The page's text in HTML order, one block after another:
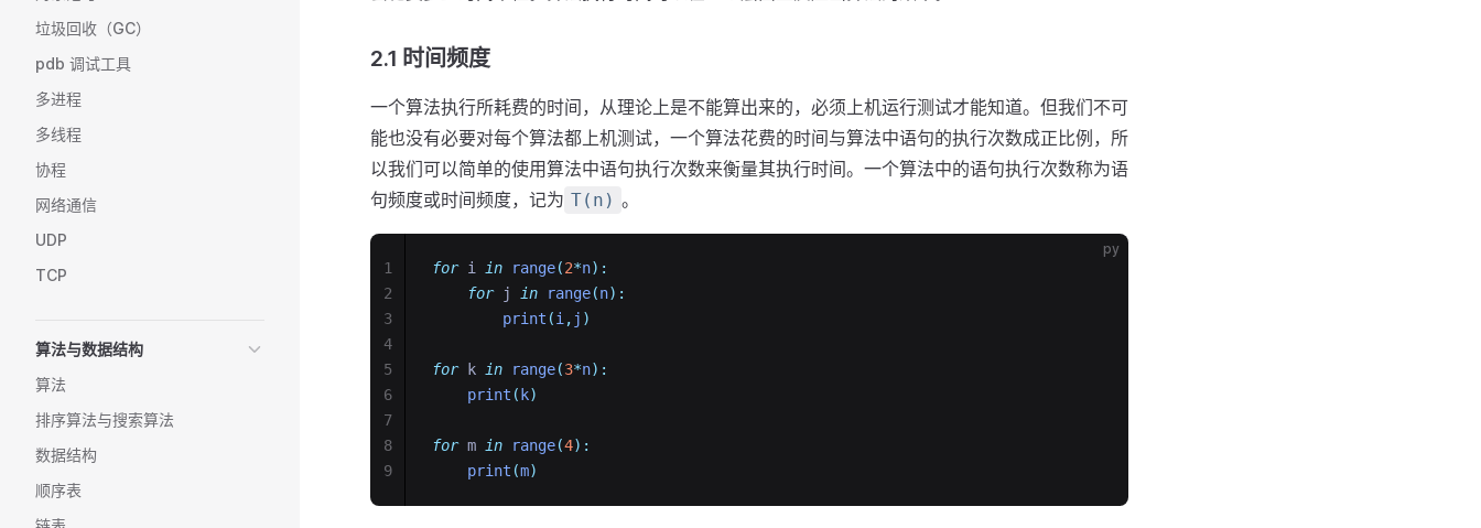
垃圾回收（GC）
pdb 调试工具
多进程
多线程
协程
网络通信
UDP
TCP
算法与数据结构
算法
排序算法与搜索算法
数据结构
顺序表
2.1 时间频度
一个算法执行所耗费的时间，从理论上是不能算出来的，必须上机运行测试才能知道。但我们不可
能也没有必要对每个算法都上机测试，一个算法花费的时间与算法中语句的执行次数成正比例，所
以我们可以简单的使用算法中语句执行次数来衡量其执行时间。一个算法中的语句执行次数称为语
句频度或时间频度，记为 T(n) 。
py
for i in range(2*n):
for j in range(n):
print (i , j )
for k in range(3*n):
print ( k)
for m in range(4):
print (m)
1
2
3
4
5
6
7
8
9